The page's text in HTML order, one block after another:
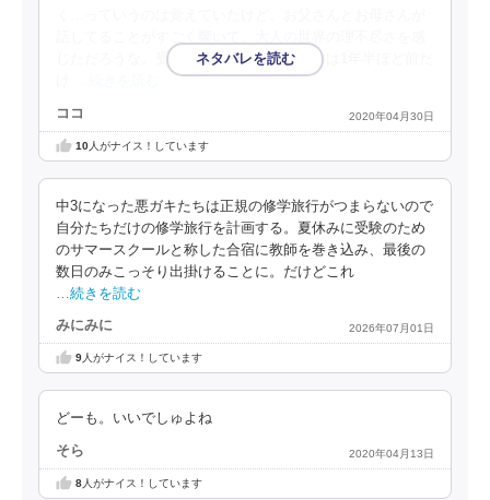
じただろうな。受験でひぃひぃしていたのは1年半ほど前だ
ココ 2020年04月30日
10人がナイス！しています
中3になった悪ガキたちは正規の修学旅行がつまらないので
自分たちだけの修学旅行を計画する。夏休みに受験のため
のサマースクールと称した合宿に教師を巻き込み、最後の
数日のみこっそり出掛けることに。だけどこれ
…続きを読む
みにみに 2026年07月01日
9人がナイス！しています
どーも。いいでしゅよね
そら 2020年04月13日
8人がナイス！しています